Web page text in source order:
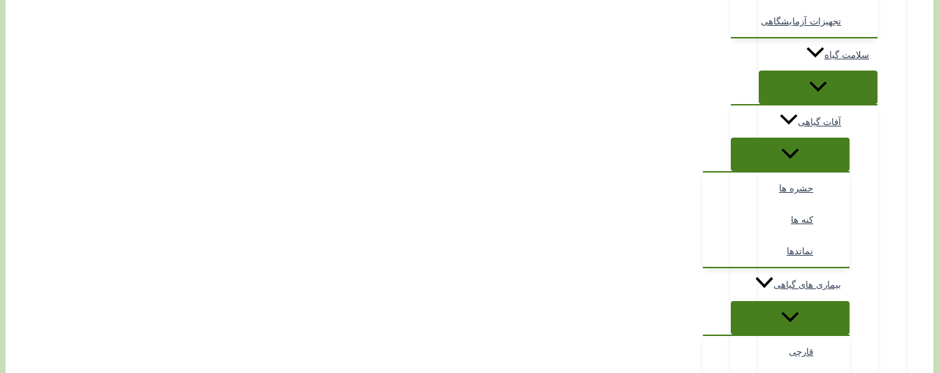
تجهیزات آزمایشگاهی
سلامت گیاه
آفات گیاهی
حشره ها
کنه ها
نماتدها
بیماری های گیاهی
قارچی